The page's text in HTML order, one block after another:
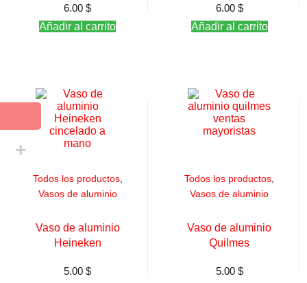
6.00$
Añadir al carrito
6.00 $
Añadir al carrito
Todos los productos,
Vasos de aluminio
Vaso de aluminio
Heineken
5.00$
Todos los productos
Vasos de aluminio
Vaso de aluminio
Quilmes
5.00 $